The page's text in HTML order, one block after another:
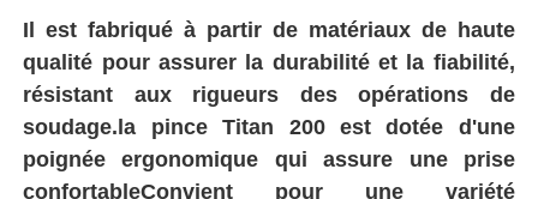
Demande de soumission
machine de soudage par fusion à bout
Machine de soudage à bout de tuyau